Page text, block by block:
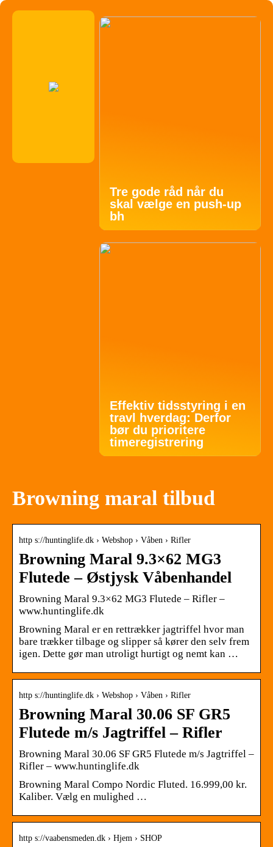
Tre gode råd når du
skal vælge en push-up
bh
Effektiv tidsstyring i en
travl hverdag: Derfor
bør du prioritere
timeregistrering
Browning maral tilbud
http s://huntinglife.dk › Webshop › Våben › Rifler
Browning Maral 9.3×62 MG3
Flutede – Østjysk Våbenhandel
Browning Maral 9.3×62 MG3 Flutede – Rifler –
www.huntinglife.dk
Browning Maral er en rettrækker jagtriffel hvor man
bare trækker tilbage og slipper så kører den selv frem
igen. Dette gør man utroligt hurtigt og nemt kan …
http s://huntinglife.dk › Webshop › Våben › Rifler
Browning Maral 30.06 SF GR5
Flutede m/s Jagtriffel – Rifler
Browning Maral 30.06 SF GR5 Flutede m/s Jagtriffel –
Rifler – www.huntinglife.dk
Browning Maral Compo Nordic Fluted. 16.999,00 kr.
Kaliber. Vælg en mulighed …
http s://vaabensmeden.dk › Hjem › SHOP